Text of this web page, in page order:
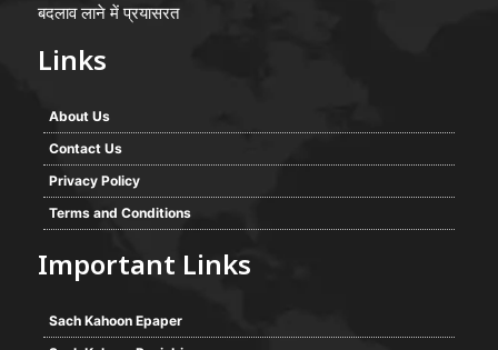
बदलाव लाने में प्रयासरत
Links
About Us
Contact Us
Privacy Policy
Terms and Conditions
Important Links
Sach Kahoon Epaper